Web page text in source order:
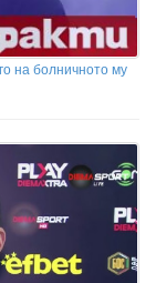
на болничното му